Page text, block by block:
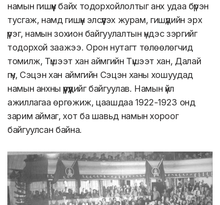
намын гишүүн байх тодорхойлолтыг анх удаа бүрэн
тусгаж, намд гишүүн элсүүлэх журам, гишүүдийн эрх
үүрэг, намын зохион байгуулалтын үндэс зэргийг
тодорхой заажээ. Орон нутагт төлөөлөгчид
томилж, Түшээт хан аймгийн Түшээт хан, Далай
гүн, Сэцэн хан аймгийн Сэцэн ханы хошуудад
намын анхны үүрүүдийг байгуулав. Намын үйл
ажиллагаа өргөжиж, цаашдаа 1922-1923 онд
зарим аймаг, хот ба шавьд намын хороог
байгуулсан байна.